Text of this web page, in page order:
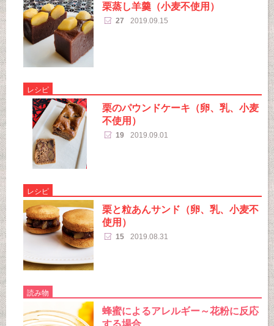
栗蒸し羊羹（小麦不使用）
27 2019.09.15
レシピ
栗のパウンドケーキ（卵、乳、小麦
不使用）
19 2019.09.01
レシピ
栗と粒あんサンド（卵、乳、小麦不
使用）
15 2019.08.31
読み物
蜂蜜によるアレルギー～花粉に反応
する場合